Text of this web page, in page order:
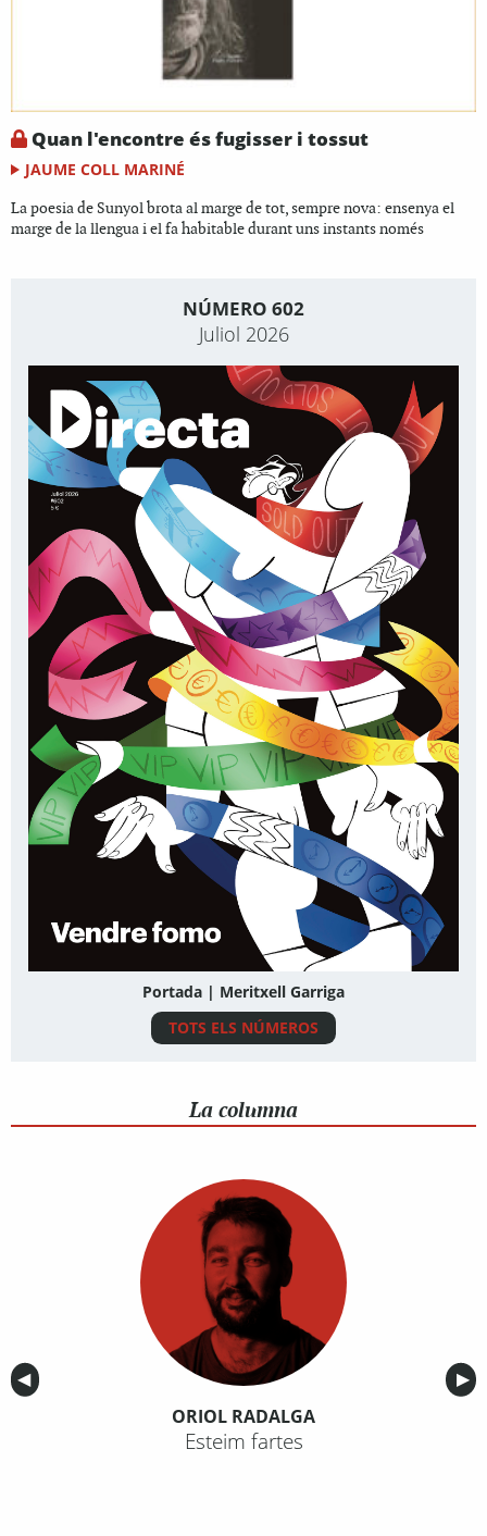
Quan l'encontre és fugisser i tossut
JAUME COLL MARINÉ
La poesia de Sunyol brota al marge de tot, sempre nova: ensenya el
marge de la llengua i el fa habitable durant uns instants només
NÚMERO 602
Juliol 2026
Portada | Meritxell Garriga
TOTS ELS NÚMEROS
La columna
Anterior
◀︎ ▶︎
ORIOL RADALGA
Esteim fartes